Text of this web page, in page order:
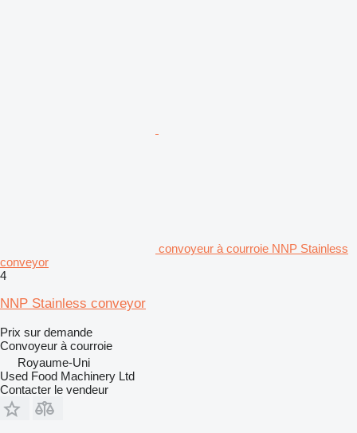
convoyeur à courroie NNP Stainless
conveyor
4
NNP Stainless conveyor
Prix sur demande
Convoyeur à courroie
Royaume-Uni
Used Food Machinery Ltd
Contacter le vendeur